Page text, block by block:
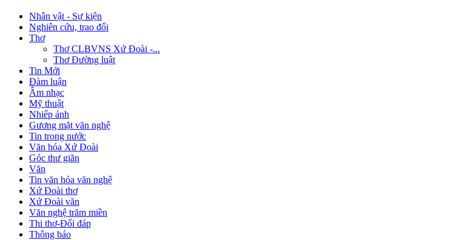
Nhân vật - Sự kiện
Nghiên cứu, trao đổi
Thơ
Thơ CLBVNS Xứ Đoài -...
Thơ Đường luật
Tin Mới
Đàm luận
Âm nhạc
Mỹ thuật
Nhiếp ảnh
Gương mặt văn nghệ
Tin trong nước
Văn hóa Xứ Đoài
Góc thư giãn
Văn
Tin văn hóa văn nghệ
Xứ Đoài thơ
Xứ Đoài văn
Văn nghệ trăm miền
Thi thơ-Đối đáp
Thông báo